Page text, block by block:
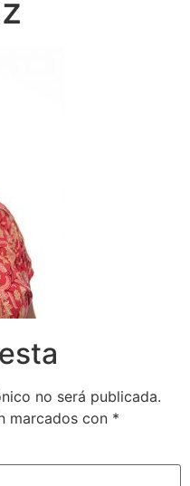
no será publicada.
marcados con *